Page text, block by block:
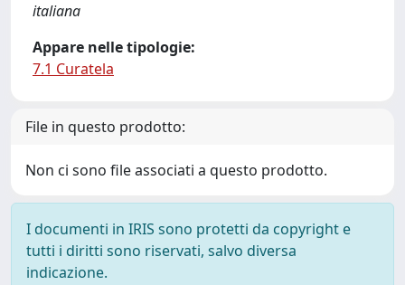
italiana
Appare nelle tipologie:
7.1 Curatela
File in questo prodotto:
Non ci sono file associati a questo prodotto.
I documenti in IRIS sono protetti da copyright e
tutti i diritti sono riservati, salvo diversa
indicazione.